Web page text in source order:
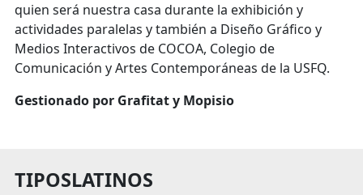
quien será nuestra casa durante la exhibición y
actividades paralelas y también a Diseño Gráfico y
Medios Interactivos de COCOA, Colegio de
Comunicación y Artes Contemporáneas de la USFQ.
Gestionado por Grafitat y Mopisio
TIPOSLATINOS